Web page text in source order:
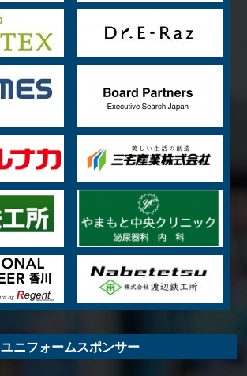
ユニフォームスポンサー